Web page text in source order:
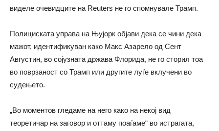
виделе очевидците на Reuters не го спомнувале Трамп.
Полициската управа на Њујорк објави дека се чини дека
мажот, идентификуван како Макс Азарело од Сент
Августин, во сојузната држава Флорида, не го сторил тоа
во поврзаност со Трамп или другите луѓе вклучени во
судењето.
„Во моментов гледаме на него како на некој вид
теоретичар на заговор и оттаму поаѓаме“ во истрагата,